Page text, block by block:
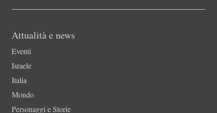
Attualità e news
Eventi
Israele
Italia
Mondo
Personaggi e Storie